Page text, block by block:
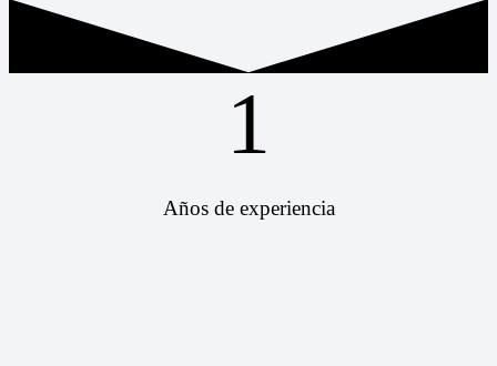
1
Años de experiencia